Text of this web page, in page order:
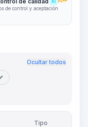
KI PRO
de control y aceptación
Ocultar todos
Tipo